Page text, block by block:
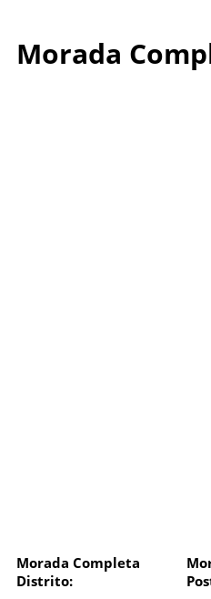
Morada
Morada Completa
Distrito: